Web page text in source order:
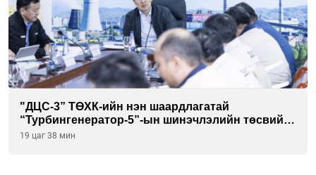
"ДЦС-3” ТӨХК-ийн нэн шаардлагатай
“Турбингенератор-5”-ын шинэчлэлийн төсвийг
шийдвэрлэхээр болов
19 цаг 38 мин